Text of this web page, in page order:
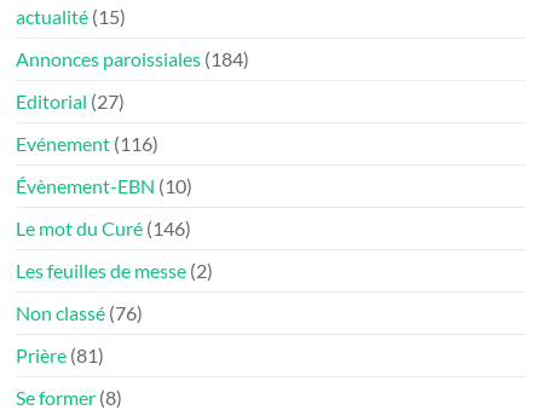
actualité (15)
Annonces paroissiales (184)
Editorial (27)
Evénement (116)
Évènement-EBN (10)
Le mot du Curé (146)
Les feuilles de messe (2)
Non classé (76)
Prière (81)
Se former (8)